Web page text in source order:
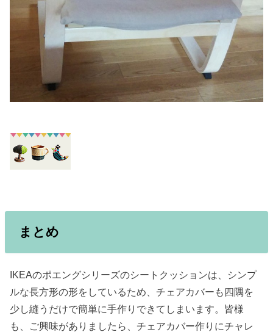
まとめ
IKEAのポエングシリーズのシートクッションは、シンプ
ルな長方形の形をしているため、チェアカバーも四隅を
少し縫うだけで簡単に手作りできてしまいます。皆様
も、ご興味がありましたら、チェアカバー作りにチャレ